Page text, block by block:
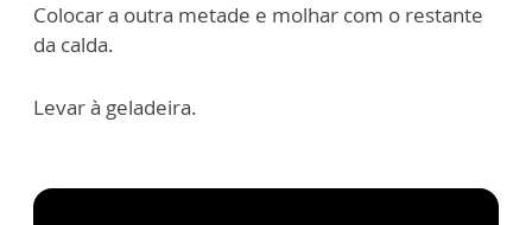
Colocar a outra metade e molhar com o restante
da calda.
Levar à geladeira.